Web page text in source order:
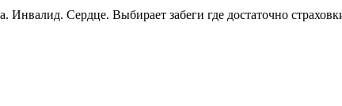
Сердце. Выбирает забеги где достаточно